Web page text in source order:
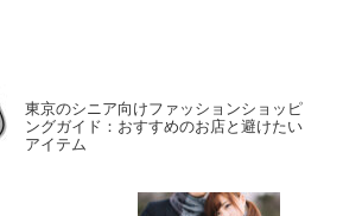
東京のシニア向けファッションショッピ
ングガイド：おすすめのお店と避けたい
アイテム